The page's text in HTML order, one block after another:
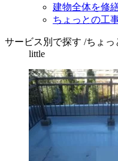
建物全体を修
ちょっとの工
サービス別で探す /ちょっ
little